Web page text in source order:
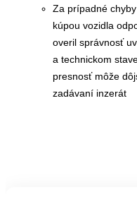
Za prípadné
kúpou vozidla
overil správnosť
a technickom
presnosť môže
zadávaní inzerát